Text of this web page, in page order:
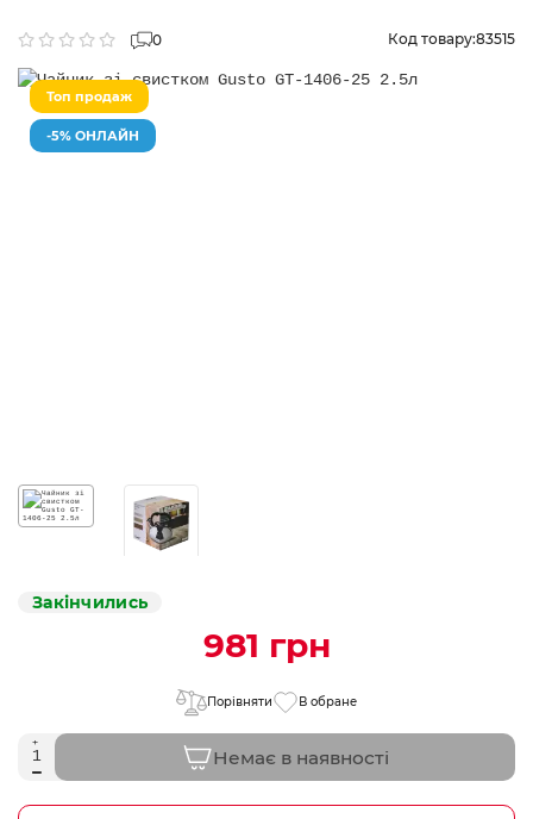
0 Код товару:83515
Топ продаж
-5% ОНЛАЙН
Закінчились
981 грн
Порівняти В обране
Немає в наявності